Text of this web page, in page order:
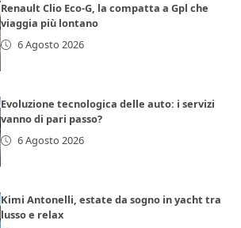
Renault Clio Eco-G, la compatta a Gpl che
viaggia più lontano
6 Agosto 2026
Evoluzione tecnologica delle auto: i servizi
vanno di pari passo?
6 Agosto 2026
Kimi Antonelli, estate da sogno in yacht tra
lusso e relax